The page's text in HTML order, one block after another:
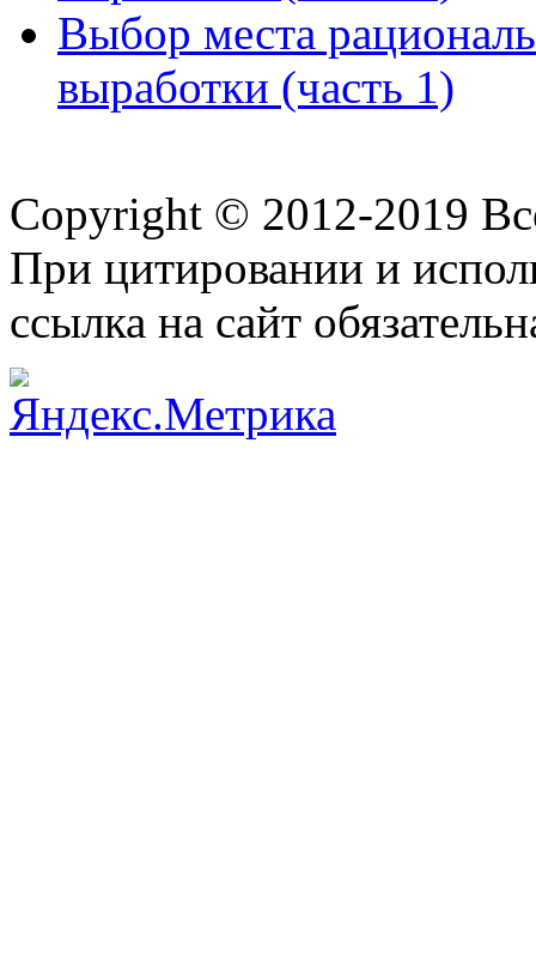
Выбор места
выработки (часть 1)
Copyright © 2012-2019
При цитировании и
ссылка на сайт